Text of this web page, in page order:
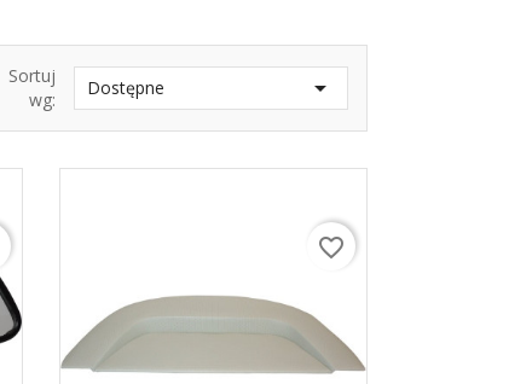
Sortuj
wg:
Dostępne 
favorite_border